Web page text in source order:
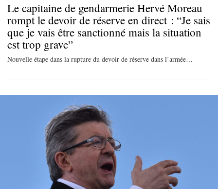
Le capitaine de gendarmerie Hervé Moreau
rompt le devoir de réserve en direct : “Je sais
que je vais être sanctionné mais la situation
est trop grave”
Nouvelle étape dans la rupture du devoir de réserve dans l’armée…